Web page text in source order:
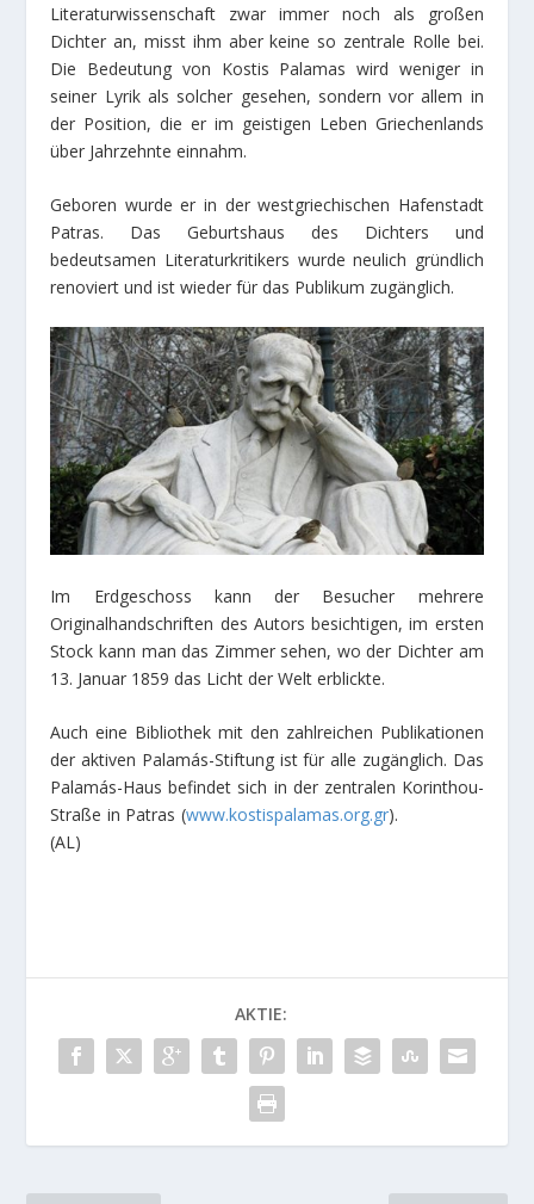
Literaturwissenschaft zwar immer noch als großen
Dichter an, misst ihm aber keine so zentrale Rolle bei.
Die Bedeutung von Kostis Palamas wird weniger in
seiner Lyrik als solcher gesehen, sondern vor allem in
der Position, die er im geistigen Leben Griechenlands
über Jahrzehnte einnahm.
Geboren wurde er in der westgriechischen Hafenstadt
Patras. Das Geburtshaus des Dichters und
bedeutsamen Literaturkritikers wurde neulich gründlich
renoviert und ist wieder für das Publikum zugänglich.
Im Erdgeschoss kann der Besucher mehrere
Originalhandschriften des Autors besichtigen, im ersten
Stock kann man das Zimmer sehen, wo der Dichter am
13. Januar 1859 das Licht der Welt erblickte.
Auch eine Bibliothek mit den zahlreichen Publikationen
der aktiven Palamás-Stiftung ist für alle zugänglich. Das
Palamás-Haus befindet sich in der zentralen Korinthou-
Straße in Patras (www.kostispalamas.org.gr).
(AL)
AKTIE: